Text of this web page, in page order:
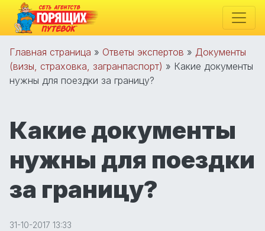
Главная страница » Ответы экспертов » Документы
(визы, страховка, загранпаспорт) » Какие документы
нужны для поездки за границу?
Какие документы
нужны для поездки
за границу?
31-10-2017 13:33